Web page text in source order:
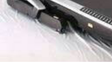
Package : 102Kg - Dimesi